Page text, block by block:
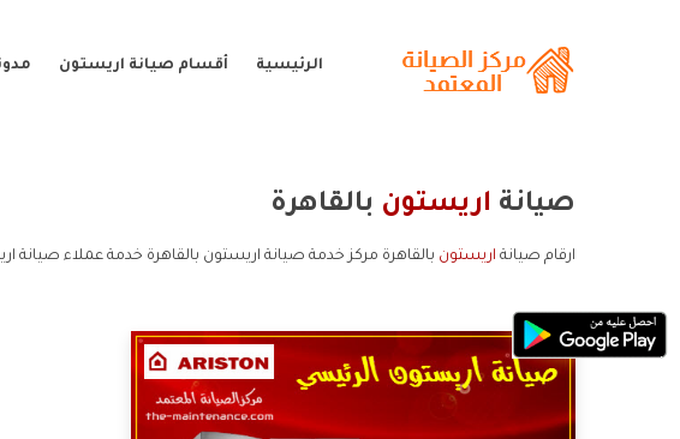
الرئيسية أقسام صيانة اريستون
صيانة اريستون بالقاهرة
ارقام صيانة اريستون بالقاهرة مركز خدمة صيانة اريستون بالقاهرة خدمة عملاء صيانة